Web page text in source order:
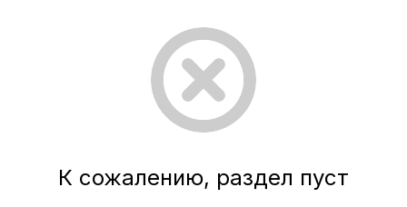
К сожалению, раздел пуст